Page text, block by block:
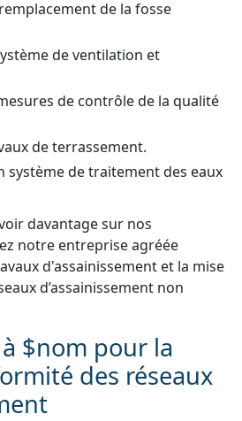
de la fosse
de ventilation et
de contrôle de la qualité
de terrassement.
système de traitement des eaux
davantage sur nos
notre entreprise agréée
d'assainissement et la mise
d’assainissement non
$nom pour la
des réseaux